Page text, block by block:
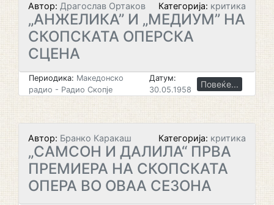
Автор: Драгослав Ортаков Категорија: критика
„АНЖЕЛИКА” И „МЕДИУМ” НА
СКОПСКАТА ОПЕРСКА
СЦЕНА
Периодика: Македонско
радио - Радио Скопје
Датум:
30.05.1958
Повеќе...
Автор: Бранко Каракаш Категорија: критика
„САМСОН И ДАЛИЛА“ ПРВА
ПРЕМИЕРА НА СКОПСКАТА
ОПЕРА ВО ОВАА СЕЗОНА